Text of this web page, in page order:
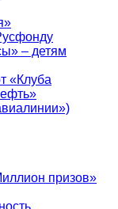
– детям
«Клуба
призов»